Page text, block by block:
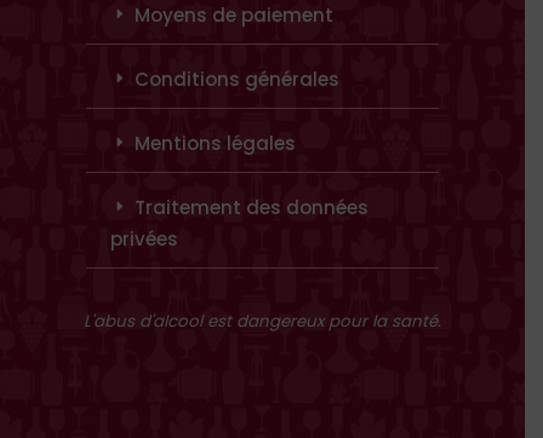
Moyens de paiement
Conditions générales
Mentions légales
Traitement des données
privées
L'abus d'alcool est dangereux pour la santé.